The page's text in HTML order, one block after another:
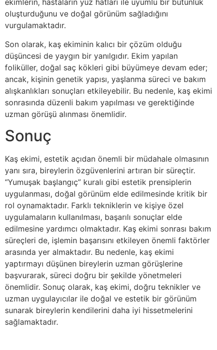
ekimlerin, hastaların yüz hatları ile uyumlu bir bütünlük
oluşturduğunu ve doğal görünüm sağladığını
vurgulamaktadır.
Son olarak, kaş ekiminin kalıcı bir çözüm olduğu
düşüncesi de yaygın bir yanılgıdır. Ekim yapılan
foliküller, doğal saç kökleri gibi büyümeye devam eder;
ancak, kişinin genetik yapısı, yaşlanma süreci ve bakım
alışkanlıkları sonuçları etkileyebilir. Bu nedenle, kaş ekimi
sonrasında düzenli bakım yapılması ve gerektiğinde
uzman görüşü alınması önemlidir.
Sonuç
Kaş ekimi, estetik açıdan önemli bir müdahale olmasının
yanı sıra, bireylerin özgüvenlerini artıran bir süreçtir.
“Yumuşak başlangıç” kuralı gibi estetik prensiplerin
uygulanması, doğal görünüm elde edilmesinde kritik bir
rol oynamaktadır. Farklı tekniklerin ve kişiye özel
uygulamaların kullanılması, başarılı sonuçlar elde
edilmesine yardımcı olmaktadır. Kaş ekimi sonrası bakım
süreçleri de, işlemin başarısını etkileyen önemli faktörler
arasında yer almaktadır. Bu nedenle, kaş ekimi
yaptırmayı düşünen bireylerin uzman görüşlerine
başvurarak, süreci doğru bir şekilde yönetmeleri
önemlidir. Sonuç olarak, kaş ekimi, doğru teknikler ve
uzman uygulayıcılar ile doğal ve estetik bir görünüm
sunarak bireylerin kendilerini daha iyi hissetmelerini
sağlamaktadır.